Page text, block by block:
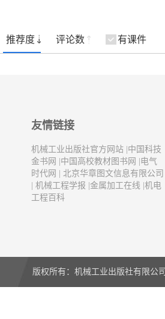
推荐度 评论数 有课件
友情链接
机械工业出版社官方网站 中国科技
金书网
中国高校教材图书网
电气
时代网
北京华章图文信息有限公司
机械工程学报 |金属加工在线 |机电
工程百科
版权所有：机械工业出版社有限公司